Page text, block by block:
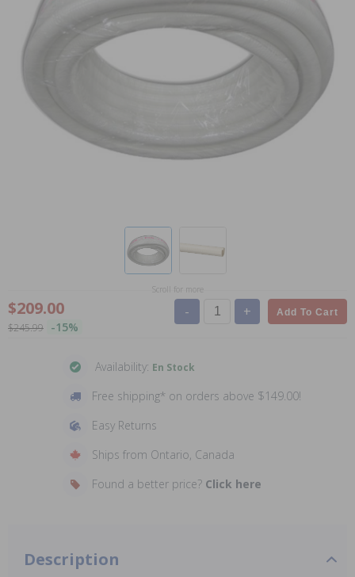
Scroll for more
$209.00
$245.99 -15%
- + Add To Cart
Availability: En Stock
Free shipping* on orders above $149.00!
Easy Returns
Ships from Ontario, Canada
Found a better price? Click here
Description